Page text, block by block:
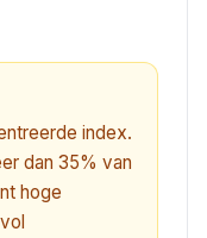
index.
dan 35% van
hoge